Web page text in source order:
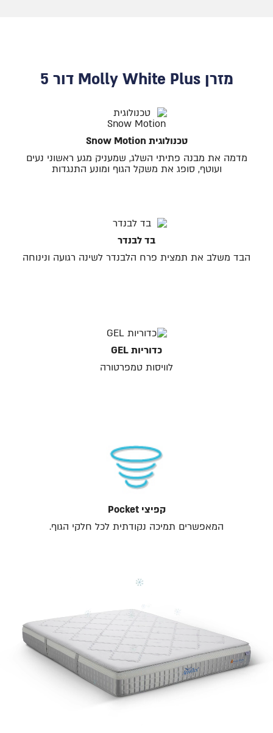
מזרן Molly White Plus דור 5
טכנולוגית Snow Motion
מדמה את מבנה פתיתי השלג, שמעניק מגע ראשוני נעים
ועוטף, סופג את משקל הגוף ומונע התנגדות
בד לבנדר
הבד משלב את תמצית פרח הלבנדר לשינה רגועה ונינוחה
כדוריות GEL
לוויסות טמפרטורה
קפיצי Pocket
המאפשרים תמיכה נקודתית לכל חלקי הגוף.